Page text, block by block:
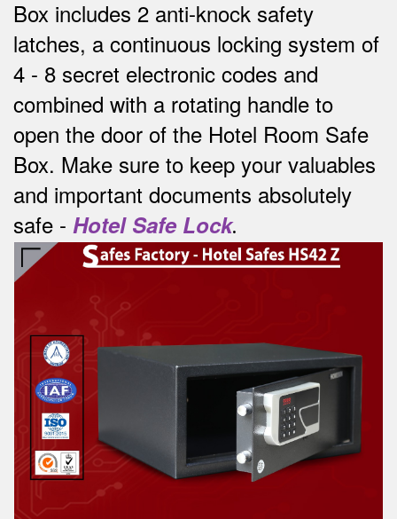
Box includes 2 anti-knock safety
latches, a continuous locking system of
4 - 8 secret electronic codes and
combined with a rotating handle to
open the door of the Hotel Room Safe
Box. Make sure to keep your valuables
and important documents absolutely
safe - Hotel Safe Lock.